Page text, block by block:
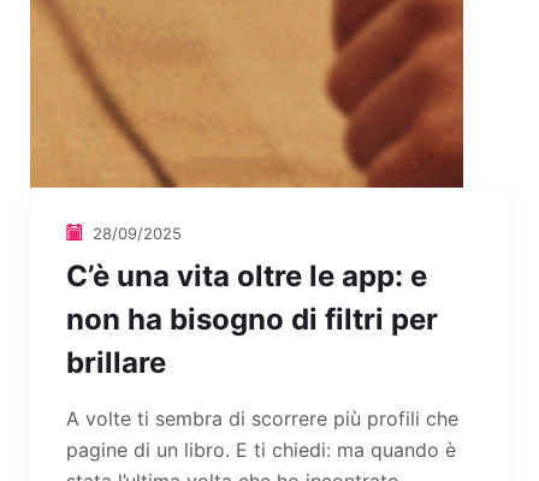
28/09/2025
C’è una vita oltre le app: e
non ha bisogno di filtri per
brillare
A volte ti sembra di scorrere più profili che
pagine di un libro. E ti chiedi: ma quando è